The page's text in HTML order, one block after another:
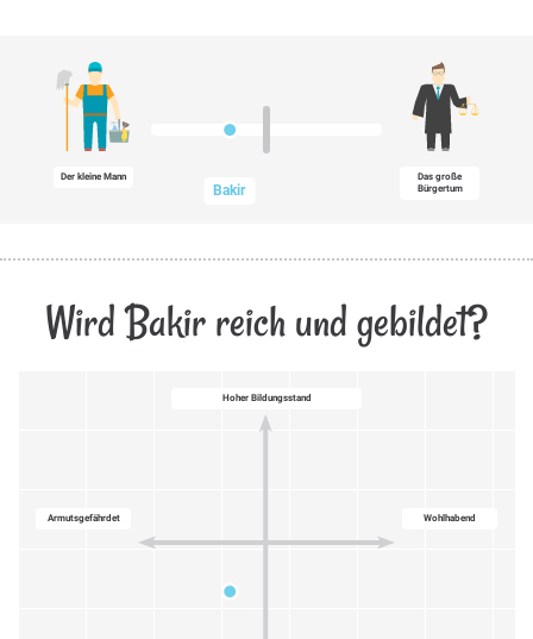
Der kleine Mann
Bakir
Das große
Bürgertum
Wird Bakir reich und gebildet?
Hoher Bildungsstand
Wohlhabend
Armutsgefährdet